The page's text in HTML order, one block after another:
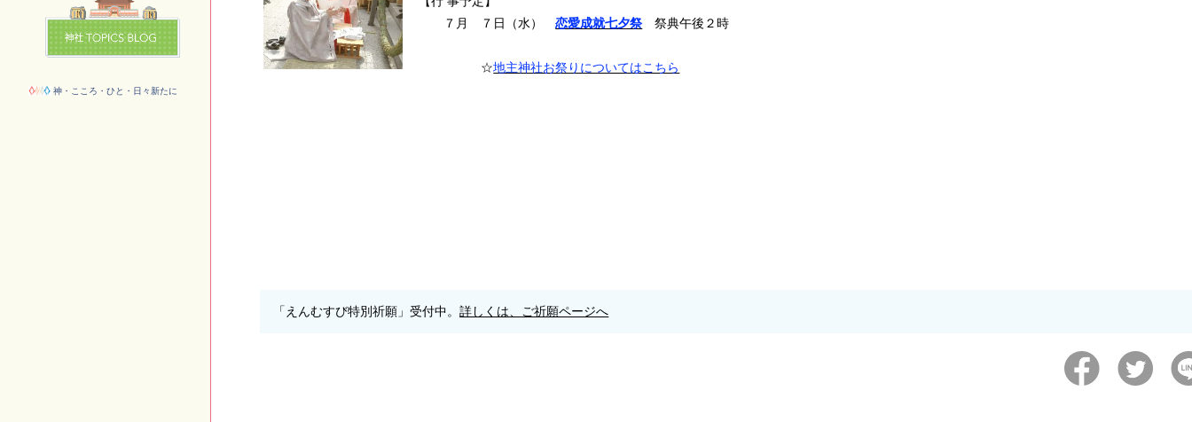
神・こころ・ひと・日々新たに
７月 ７日（水）恋愛成就七夕祭祭典午後２時
☆地主神社お祭りについてはこちら
「えんむすび特別祈願」受付中。詳しくは、ご祈願ページへ